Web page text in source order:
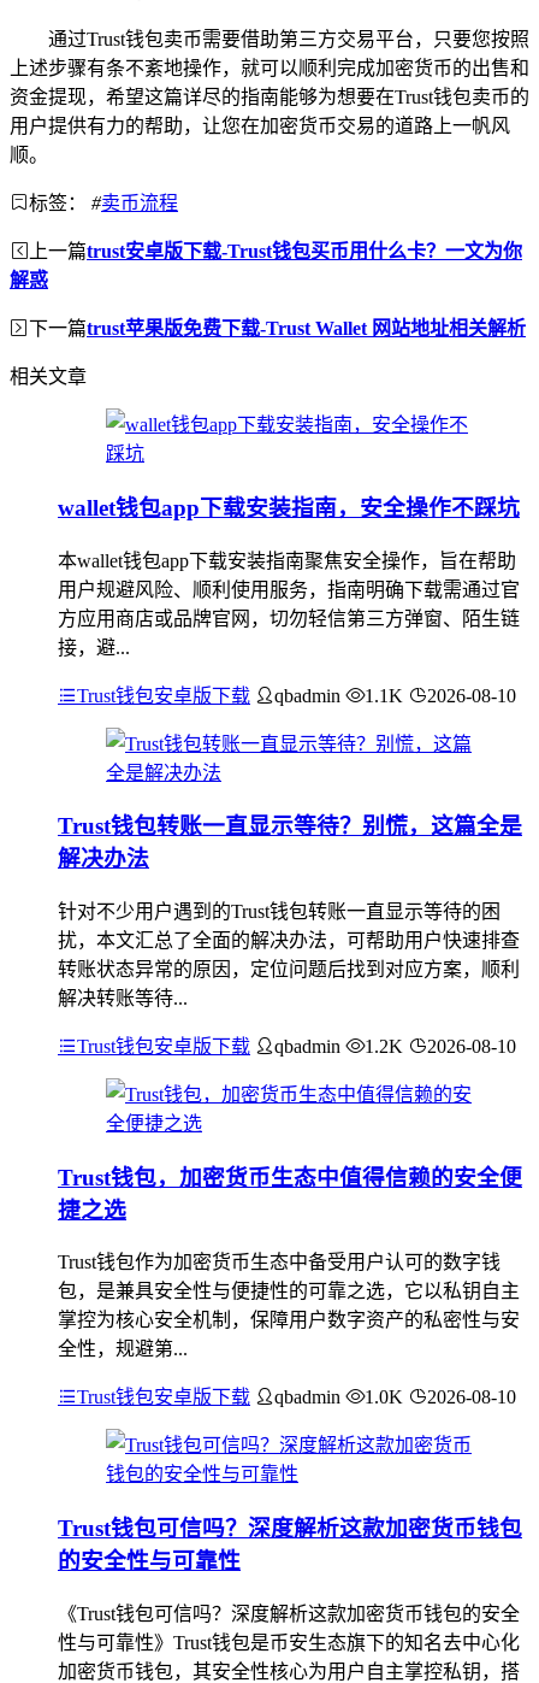
通过Trust钱包卖币需要借助第三方交易平台，只要您按照
上述步骤有条不紊地操作，就可以顺利完成加密货币的出售和
资金提现，希望这篇详尽的指南能够为想要在Trust钱包卖币的
用户提供有力的帮助，让您在加密货币交易的道路上一帆风
顺。
标签： #卖币流程
上一篇trust安卓版下载-Trust钱包买币用什么卡？一文为你
解惑
下一篇trust苹果版免费下载-Trust Wallet 网站地址相关解析
相关文章
wallet钱包app下载安装指南，安全操作不踩坑
本wallet钱包app下载安装指南聚焦安全操作，旨在帮助
用户规避风险、顺利使用服务，指南明确下载需通过官
方应用商店或品牌官网，切勿轻信第三方弹窗、陌生链
接，避...
Trust钱包安卓版下载 qbadmin 1.1K 2026-08-10
Trust钱包转账一直显示等待？别慌，这篇全是
解决办法
针对不少用户遇到的Trust钱包转账一直显示等待的困
扰，本文汇总了全面的解决办法，可帮助用户快速排查
转账状态异常的原因，定位问题后找到对应方案，顺利
解决转账等待...
Trust钱包安卓版下载 qbadmin 1.2K 2026-08-10
Trust钱包，加密货币生态中值得信赖的安全便
捷之选
Trust钱包作为加密货币生态中备受用户认可的数字钱
包，是兼具安全性与便捷性的可靠之选，它以私钥自主
掌控为核心安全机制，保障用户数字资产的私密性与安
全性，规避第...
Trust钱包安卓版下载 qbadmin 1.0K 2026-08-10
Trust钱包可信吗？深度解析这款加密货币钱包
的安全性与可靠性
《Trust钱包可信吗？深度解析这款加密货币钱包的安全
性与可靠性》Trust钱包是币安生态旗下的知名去中心化
加密货币钱包，其安全性核心为用户自主掌控私钥，搭